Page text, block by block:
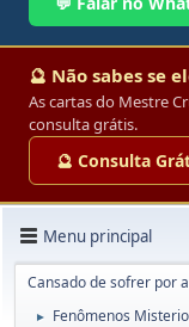
🔮 Não sabes se
As cartas do Mestre
consulta grátis.
🔮 Consulta
Menu principal
Cansado de sofrer por
► Fenômenos